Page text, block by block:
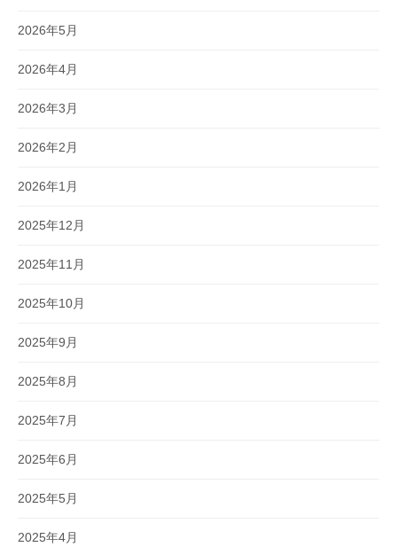
2026年5月
2026年4月
2026年3月
2026年2月
2026年1月
2025年12月
2025年11月
2025年10月
2025年9月
2025年8月
2025年7月
2025年6月
2025年5月
2025年4月